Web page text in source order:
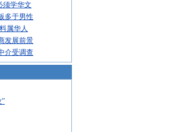
须学华文
多于男性
属华人
发展前景
介受调查